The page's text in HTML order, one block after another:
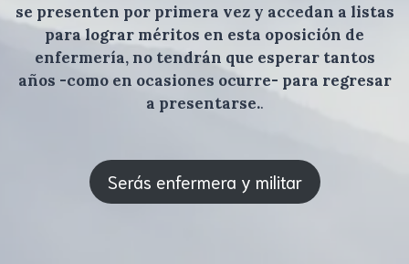
se presenten por primera vez y accedan a listas
para lograr méritos en esta oposición de
enfermería, no tendrán que esperar tantos
años -como en ocasiones ocurre- para regresar
a presentarse..
Serás enfermera y militar